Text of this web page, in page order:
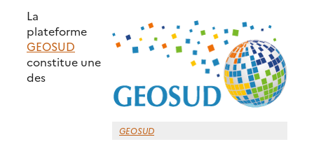
GEOSUD
La
plateforme
GEOSUD
constitue une
des